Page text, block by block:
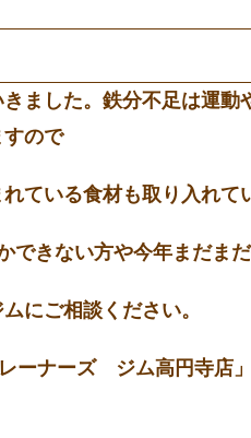
ました。鉄分不足は運
すので
ている食材も取り入れて
できない方や今年まだま
にご相談ください。
ナーズ ジム高円寺店」